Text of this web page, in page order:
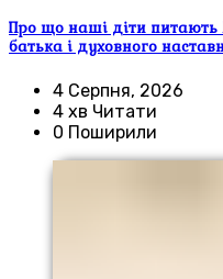
Про що наші діти питають
батька і духовного
4 Серпня, 2026
4 хв Читати
0 Поширили